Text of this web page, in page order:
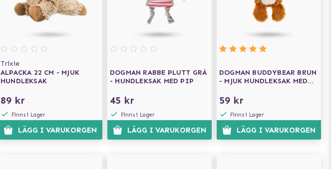
Trixie
ALPACKA 22 CM - MJUK
HUNDLEKSAK
89 kr
Finns i Lager
LÄGG I VARUKORGEN
DOGMAN RABBE PLUTT GRÅ
- HUNDLEKSAK MED PIP
45 kr
Finns i Lager
LÄGG I VARUKORGEN
DOGMAN BUDDYBEAR BRUN
- MJUK HUNDLEKSAK MED
59 kr
Finns i Lager
LÄGG I VARUKORGEN